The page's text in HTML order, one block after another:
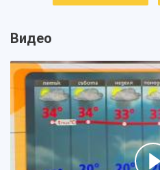
Видео